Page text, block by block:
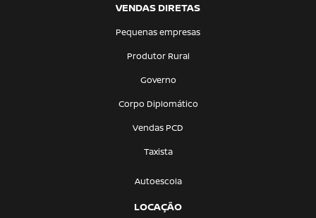
VENDAS DIRETAS
Pequenas empresas
Produtor Rural
Governo
Corpo Diplomático
Vendas PCD
Taxista
Autoescola
LOCAÇÃO